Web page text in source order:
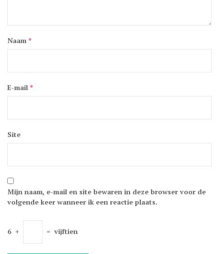
Naam *
E-mail *
Site
Mijn naam, e-mail en site bewaren in deze browser voor de
volgende keer wanneer ik een reactie plaats.
6 + = vijftien